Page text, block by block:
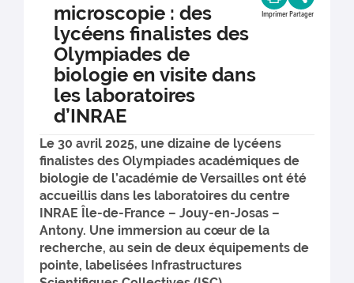
microscopie : des
lycéens finalistes des
Olympiades de
biologie en visite dans
les laboratoires
d’INRAE
Imprimer Partager
Le 30 avril 2025, une dizaine de lycéens
finalistes des Olympiades académiques de
biologie de l’académie de Versailles ont été
accueillis dans les laboratoires du centre
INRAE Île-de-France – Jouy-en-Josas –
Antony. Une immersion au cœur de la
recherche, au sein de deux équipements de
pointe, labelisées Infrastructures